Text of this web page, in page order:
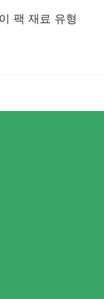
팩 재료 유형